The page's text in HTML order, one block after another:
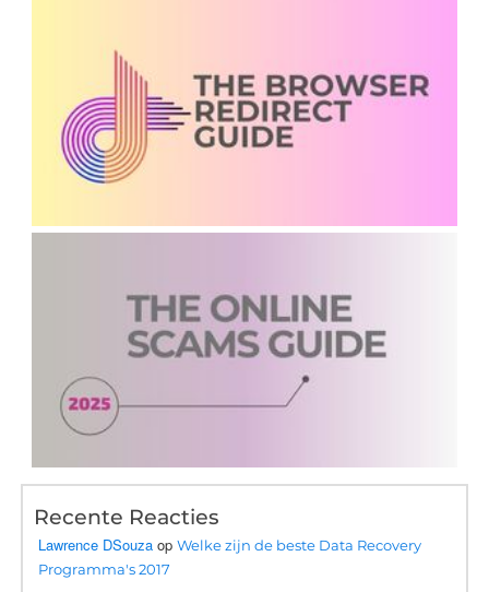
Recente Reacties
Lawrence DSouza opWelke zijn de beste Data Recovery
Programma's 2017